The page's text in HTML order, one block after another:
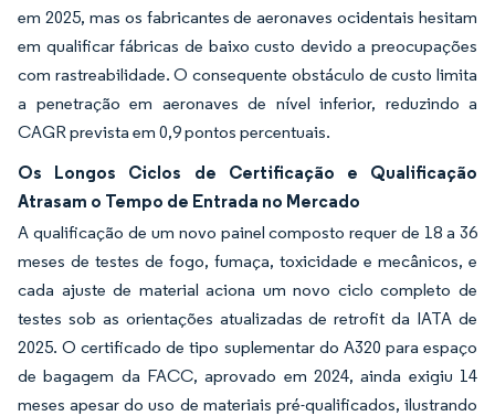
em 2025, mas os fabricantes de aeronaves ocidentais hesitam
em qualificar fábricas de baixo custo devido a preocupações
com rastreabilidade. O consequente obstáculo de custo limita
a penetração em aeronaves de nível inferior, reduzindo a
CAGR prevista em 0,9 pontos percentuais.
Os Longos Ciclos de Certificação e Qualificação
Atrasam o Tempo de Entrada no Mercado
A qualificação de um novo painel composto requer de 18 a 36
meses de testes de fogo, fumaça, toxicidade e mecânicos, e
cada ajuste de material aciona um novo ciclo completo de
testes sob as orientações atualizadas de retrofit da IATA de
2025. O certificado de tipo suplementar do A320 para espaço
de bagagem da FACC, aprovado em 2024, ainda exigiu 14
meses apesar do uso de materiais pré-qualificados, ilustrando